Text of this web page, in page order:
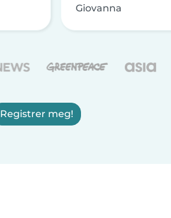
Giovanna
Registrer meg!